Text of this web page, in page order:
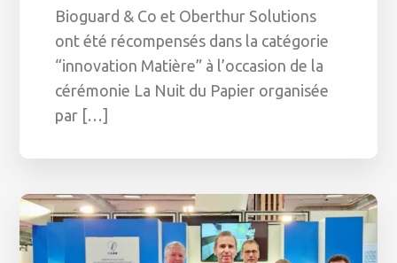
Bioguard & Co et Oberthur Solutions
ont été récompensés dans la catégorie
“innovation Matière” à l’occasion de la
cérémonie La Nuit du Papier organisée
par […]